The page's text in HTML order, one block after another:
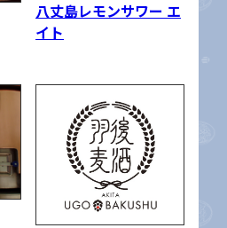
八丈島レモンサワー エ
イト